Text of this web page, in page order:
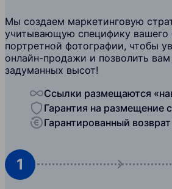
Мы создаем маркетинговую
учитывающую специфику вашего
портретной фотографии, чтобы
онлайн-продажи и позволить вам
задуманных высот!
Ссылки размещаются
Гарантия на размещение
Гарантированный
1